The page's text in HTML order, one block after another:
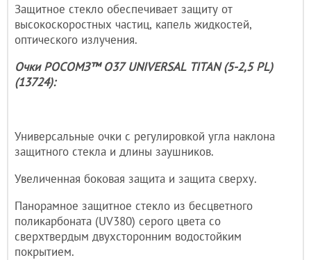
Защитное стекло обеспечивает защиту от
высокоскоростных частиц, капель жидкостей,
оптического излучения.
Очки РОСОМЗ™ О37 UNIVERSAL TITAN (5-2,5 PL)
(13724):
Универсальные очки с регулировкой угла наклона
защитного стекла и длины заушников.
Увеличенная боковая защита и защита сверху.
Панорамное защитное стекло из бесцветного
поликарбоната (UV380) серого цвета со
сверхтвердым двухсторонним водостойким
покрытием.